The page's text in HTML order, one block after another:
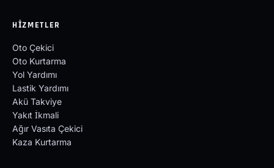
HIZMETLER
Oto Çekici
Oto Kurtarma
Yol Yardımı
Lastik Yardımı
Akü Takviye
Yakıt İkmali
Ağır Vasıta Çekici
Kaza Kurtarma